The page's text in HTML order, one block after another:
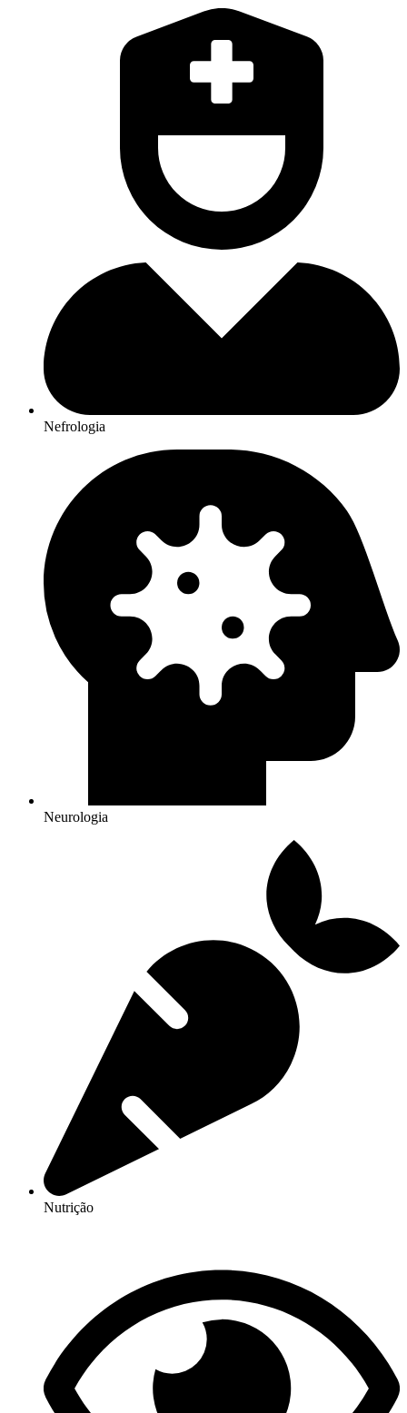
Nefrologia
Neurologia
Nutrição